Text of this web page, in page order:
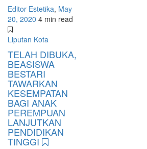
Editor Estetika, May
20, 2020 4 min read
Liputan Kota
TELAH DIBUKA,
BEASISWA
BESTARI
TAWARKAN
KESEMPATAN
BAGI ANAK
PEREMPUAN
LANJUTKAN
PENDIDIKAN
TINGGI